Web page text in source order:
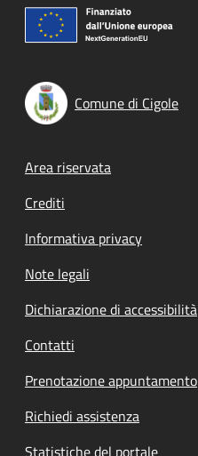
Comune di Cigole
Footer menu
Area riservata
Crediti
Informativa privacy
Note legali
Dichiarazione di accessibilità
Contatti
Prenotazione appuntamento
Richiedi assistenza
Statistiche del portale